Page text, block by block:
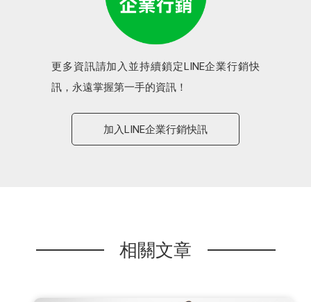
更多資訊請加入並持續鎖定LINE企業行銷快
訊，永遠掌握第一手的資訊！
加入LINE企業行銷快訊
相關文章